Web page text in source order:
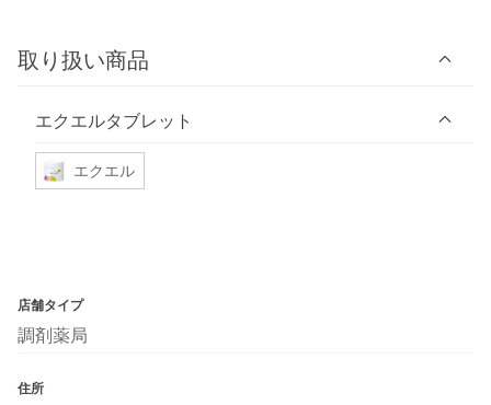
取り扱い商品
エクエルタブレット
エクエル
店舗タイプ
調剤薬局
住所